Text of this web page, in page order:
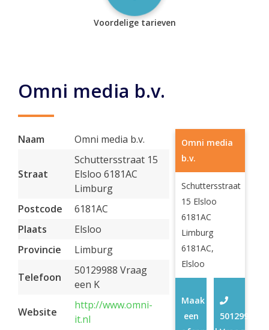
Voordelige tarieven
Omni media b.v.
Naam Omni media b.v.
Straat
Schuttersstraat 15
Elsloo 6181AC
Limburg
Postcode
6181AC
Plaats
Elsloo
Provincie
Limburg
Telefoon
50129988 Vraag
een K
Website
http://www.omni-
it.nl
Omni media
b.v.
Schuttersstraat
15 Elsloo
6181AC
Limburg
6181AC,
Elsloo
50129988
Maak
een